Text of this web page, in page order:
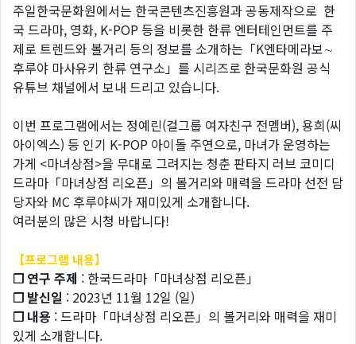
주일한국문화원에서는 한국콘텐츠진흥원과 공동제작으로 한
국 드라마, 영화, K-POP 등을 비롯한 한류 엔터테인먼트를 주
제로 트렌드와 볼거리 등의 정보를 소개하는「K엔타메라보∼
후루야 마사유키 한류 연구소」를 시리즈로 한국문화원 공식
유튜브 채널에서 보내 드리고 있습니다.
이번 프로그램에서는 정예린(걸그룹 여자친구 전멤버), 용희(씨
아이엑스) 등 인기 K-POP 아이돌 주연으로, 마녀가 운영하는
가게 <마녀상점>을 무대로 그려지는 청춘 판타지 러브 코미디
드라마「마녀상점 리오픈」의 볼거리와 매력을 드라마 선전 담
당자와 MC 후루야씨가 재미있게 소개합니다.
여러분의 많은 시청 바랍니다!
【프로그램 내용】
❐ 연구 주제 : 한국드라마「마녀상점 리오픈」
❐ 발신일 : 2023년 11월 12일 (일)
❐ 내용 : 드라마「마녀상점 리오픈」의 볼거리와 매력을 재미
있게 소개합니다.